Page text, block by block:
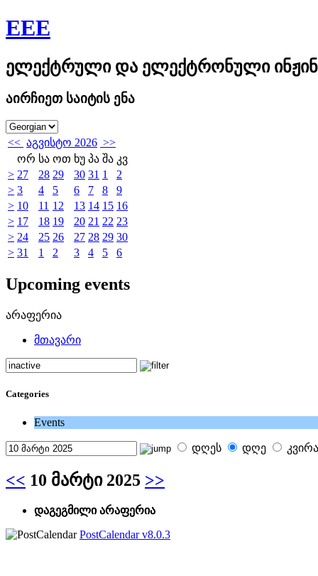
EEE
ელექტრული და ელექტრონული
აირჩიეთ საიტის ენა
<< აგვისტო 2026 >>
ორ სა ოთ ხუ პა შა კვ
> 27 28 29 30 31 1
2
> 3 4 5 6 7 8
9
> 10 11 12 13 14 15 16
> 17 18 19 20 21 22 23
> 24 25 26 27 28 29 30
> 31 1 2 3 4 5 6
Upcoming events
არაფერია
მთავარი
Categories
Events
დღეს დღე კვირა
<< 10 მარტი 2025 >>
დაგეგმილი არაფერია
PostCalendar v8.0.3